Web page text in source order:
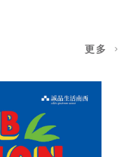
更多